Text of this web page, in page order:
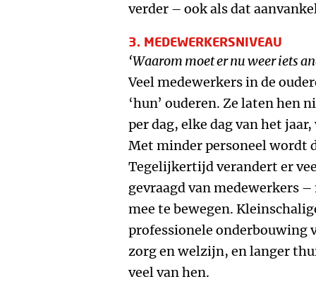
verder – ook als dat
3. MEDEWERKERSNIVEAU
‘Waarom moet er nu weer iets
Veel medewerkers in de
‘hun’ ouderen. Ze laten hen
per dag, elke dag van het
Met minder personeel wordt
Tegelijkertijd verandert er
gevraagd van medewerkers
mee te bewegen.
professionele onderbouwing
zorg en welzijn, en langer
veel van hen.